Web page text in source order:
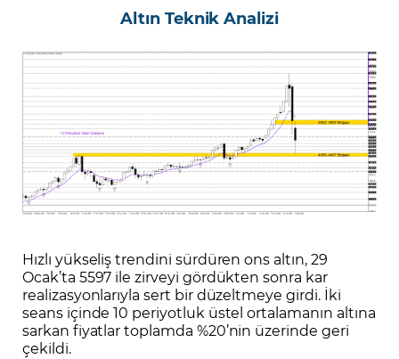
Altın Teknik Analizi
Hızlı yükseliş trendini sürdüren ons altın, 29
Ocak’ta 5597 ile zirveyi gördükten sonra kar
realizasyonlarıyla sert bir düzeltmeye girdi. İki
seans içinde 10 periyotluk üstel ortalamanın altına
sarkan fiyatlar toplamda %20’nin üzerinde geri
çekildi.